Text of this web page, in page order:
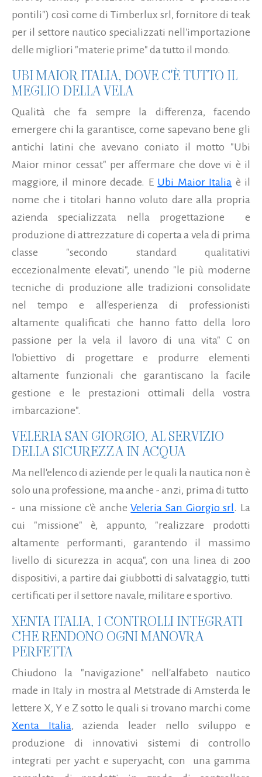
pontili") così come di Timberlux srl, fornitore di teak
per il settore nautico specializzati nell'importazione
delle migliori "materie prime" da tutto il mondo.
UBI MAIOR ITALIA, DOVE C'È TUTTO IL
MEGLIO DELLA VELA
Qualità che fa sempre la differenza, facendo
emergere chi la garantisce, come sapevano bene gli
antichi latini che avevano coniato il motto "Ubi
Maior minor cessat" per affermare che dove vi è il
maggiore, il minore decade. E Ubi Maior Italia è il
nome che i titolari hanno voluto dare alla propria
azienda specializzata nella progettazione e
produzione di attrezzature di coperta a vela di prima
classe "secondo standard qualitativi
eccezionalmente elevati", unendo "le più moderne
tecniche di produzione alle tradizioni consolidate
nel tempo e all'esperienza di professionisti
altamente qualificati che hanno fatto della loro
passione per la vela il lavoro di una vita" C on
l'obiettivo di progettare e produrre elementi
altamente funzionali che garantiscano la facile
gestione e le prestazioni ottimali della vostra
imbarcazione".
VELERIA SAN GIORGIO, AL SERVIZIO
DELLA SICUREZZA IN ACQUA
Ma nell'elenco di aziende per le quali la nautica non è
solo una professione, ma anche - anzi, prima di tutto
- una missione c'è ancheVeleria San Giorgio srl . La
cui "missione" è, appunto, "realizzare prodotti
altamente performanti, garantendo il massimo
livello di sicurezza in acqua", con una linea di 200
dispositivi, a partire dai giubbotti di salvataggio, tutti
certificati per il settore navale, militare e sportivo.
XENTA ITALIA, I CONTROLLI INTEGRATI
CHE RENDONO OGNI MANOVRA
PERFETTA
Chiudono la "navigazione" nell'alfabeto nautico
made in Italy in mostra al Metstrade di Amsterda le
lettere X, Y e Z sotto le quali si trovano marchi come
Xenta Italia, azienda leader nello sviluppo e
produzione di innovativi sistemi di controllo
integrati per yacht e superyacht, con una gamma